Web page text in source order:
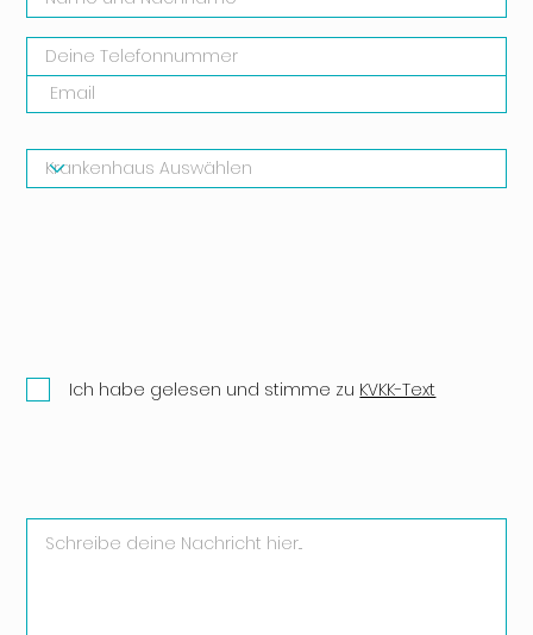
Ich habe gelesen und stimme zu KVKK-Text